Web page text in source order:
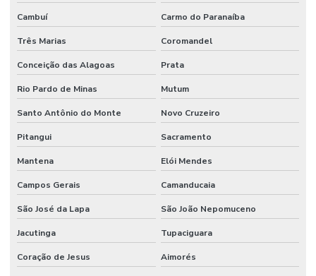
Cambuí Carmo do Paranaíba
Três Marias Coromandel
Conceição das Alagoas Prata
Rio Pardo de Minas Mutum
Santo Antônio do Monte Novo Cruzeiro
Pitangui Sacramento
Mantena Elói Mendes
Campos Gerais Camanducaia
São José da Lapa São João Nepomuceno
Jacutinga Tupaciguara
Coração de Jesus Aimorés